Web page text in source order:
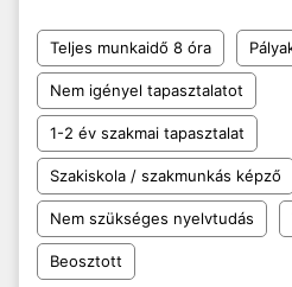
Teljes munkaidő 8 óra
Nem igényel tapasztalatot
1-2 év szakmai tapasztalat
Szakiskola / szakmunkás képző
Nem szükséges nyelvtudás
Beosztott